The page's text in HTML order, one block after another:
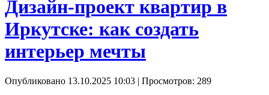
Дизайн-проект квартир в
Иркутске: как создать
интерьер мечты
Опубликовано 13.10.2025 10:03 | Просмотров: 289